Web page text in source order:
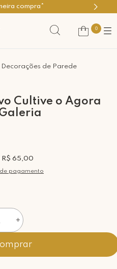
Use o cupom PRIMEIROMIMO
0
Decorações de Parede
Cultive o Agora
R$ 65,00
pagamento
+